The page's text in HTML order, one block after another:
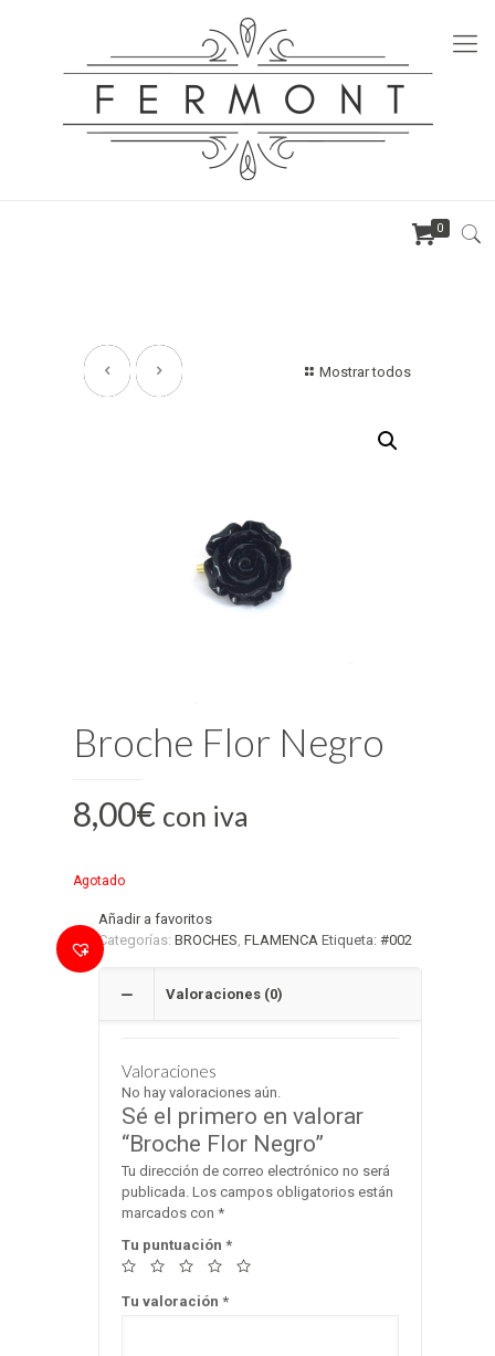
0
Mostrar todos
Broche Flor Negro
8,00€ con iva
Agotado
Añadir a favoritos
Categorías: BROCHES, FLAMENCA Etiqueta: #002
Valoraciones (0)
Valoraciones
No hay valoraciones aún.
Sé el primero en valorar
“Broche Flor Negro”
Tu dirección de correo electrónico no será
publicada. Los campos obligatorios están
marcados con *
Tu puntuación *
Tu valoración *